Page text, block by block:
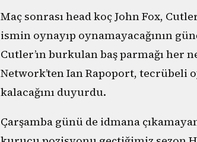
Maç sonrası head koç John Fox,
ismin oynayıp oynamayacağının
Cutler’ın burkulan baş parmağı her
Network’ten Ian Rapoport, tecrübeli
kalacağını duyurdu.
Çarşamba günü de idmana